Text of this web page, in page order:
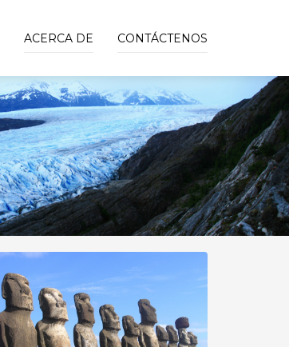
ACERCA DE CONTÁCTENOS